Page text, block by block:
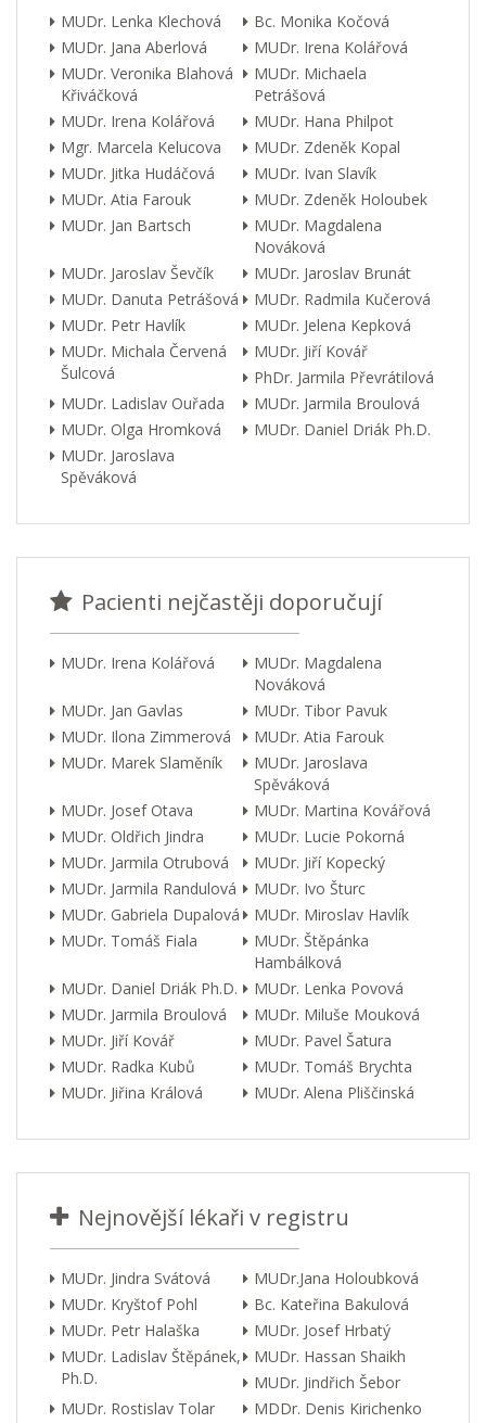
MUDr. Lenka Klechová
Bc. Monika Kočová
MUDr. Jana Aberlová
MUDr. Irena Kolářová
MUDr. Veronika Blahová
Křiváčková
MUDr. Michaela
Petrášová
MUDr. Irena Kolářová
MUDr. Hana Philpot
Mgr. Marcela Kelucova
MUDr. Zdeněk Kopal
MUDr. Jitka Hudáčová
MUDr. Ivan Slavík
MUDr. Atia Farouk
MUDr. Zdeněk Holoubek
MUDr. Jan Bartsch
MUDr. Magdalena
Nováková
MUDr. Jaroslav Ševčík
MUDr. Jaroslav Brunát
MUDr. Danuta Petrášová
MUDr. Radmila Kučerová
MUDr. Petr Havlík
MUDr. Jelena Kepková
MUDr. Michala Červená
Šulcová
MUDr. Jiří Kovář
PhDr. Jarmila Převrátilová
MUDr. Ladislav Ouřada
MUDr. Jarmila Broulová
MUDr. Olga Hromková
MUDr. Daniel Driák Ph.D.
MUDr. Jaroslava
Spěváková
Pacienti nejčastěji doporučují
MUDr. Irena Kolářová
MUDr. Magdalena
Nováková
MUDr. Jan Gavlas
MUDr. Tibor Pavuk
MUDr. Ilona Zimmerová
MUDr. Atia Farouk
MUDr. Marek Slaměník
MUDr. Jaroslava
Spěváková
MUDr. Josef Otava
MUDr. Martina Kovářová
MUDr. Oldřich Jindra
MUDr. Lucie Pokorná
MUDr. Jarmila Otrubová
MUDr. Jiří Kopecký
MUDr. Jarmila Randulová
MUDr. Ivo Šturc
MUDr. Gabriela Dupalová
MUDr. Miroslav Havlík
MUDr. Tomáš Fiala
MUDr. Štěpánka
Hambálková
MUDr. Daniel Driák Ph.D.
MUDr. Lenka Povová
MUDr. Jarmila Broulová
MUDr. Miluše Mouková
MUDr. Jiří Kovář
MUDr. Pavel Šatura
MUDr. Radka Kubů
MUDr. Tomáš Brychta
MUDr. Jiřina Králová
MUDr. Alena Pliščinská
Nejnovější lékaři v registru
MUDr. Jindra Svátová
MUDr.Jana Holoubková
MUDr. Kryštof Pohl
Bc. Kateřina Bakulová
MUDr. Petr Halaška
MUDr. Josef Hrbatý
MUDr. Ladislav Štěpánek,
Ph.D.
MUDr. Hassan Shaikh
MUDr. Jindřich Šebor
MUDr. Rostislav Tolar
MDDr. Denis Kirichenko